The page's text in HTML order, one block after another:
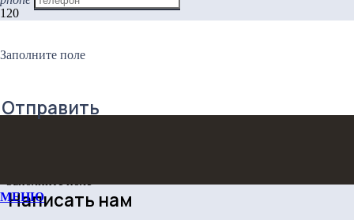
Заполните поле
Отправить
МЕНЮ
ЗАКАЖИТЕ ОБРАТНЫЙ
Написать нам